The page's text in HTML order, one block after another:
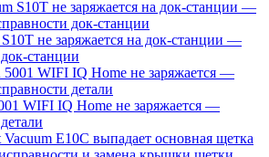
не заряжается на док-станции —
станции
WIFI IQ Home не заряжается —